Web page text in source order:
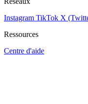
Instagram TikTok X
Ressources
Centre d'aide